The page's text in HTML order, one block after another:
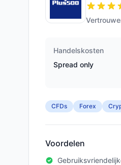
Handelskosten
Spread only
CFDs Forex
Voordelen